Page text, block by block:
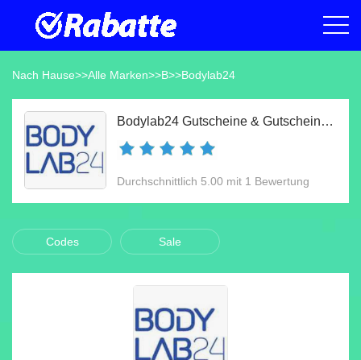
Nach Hause>>Alle Marken>>B>>Bodylab24
Bodylab24 Gutscheine & Gutscheincodes Aug 2026
Durchschnittlich 5.00 mit 1 Bewertung
Codes Sale